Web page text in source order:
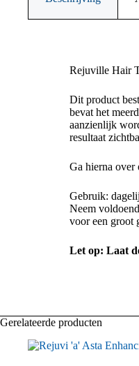
Rejuville Hair
Dit product
bevat het
aanzienlijk
resultaat
Ga hierna over
Gebruik:
Neem
voor een groot
Let op: Laat
Gerelateerde producten